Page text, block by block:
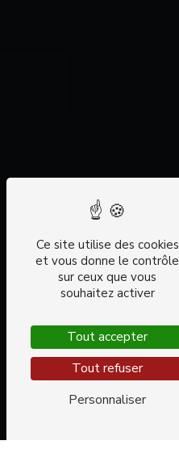
Ce site utilise des cookies
et vous donne le contrôle
sur ceux que vous
souhaitez activer
Tout accepter
Tout refuser
Personnaliser